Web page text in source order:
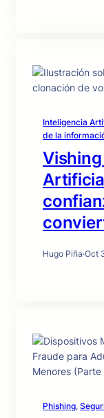
Inteligencia
de la
Hugo Piña·Oct
Phishing,